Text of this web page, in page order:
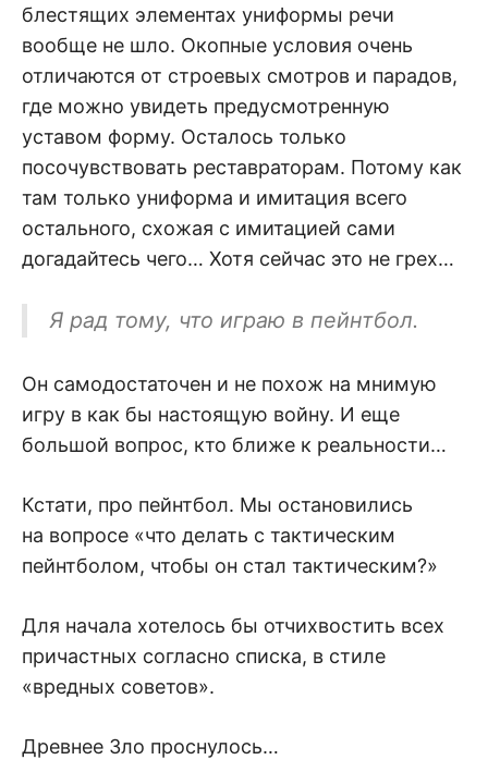
блестящих элементах униформы речи
вообще не шло. Окопные условия очень
отличаются от строевых смотров и парадов,
где можно увидеть предусмотренную
уставом форму. Осталось только
посочувствовать реставраторам. Потому как
там только униформа и имитация всего
остального, схожая с имитацией сами
догадайтесь чего… Хотя сейчас это не грех…
Я рад тому, что играю в пейнтбол.
Он самодостаточен и не похож на мнимую
игру в как бы настоящую войну. И еще
большой вопрос, кто ближе к реальности…
Кстати, про пейнтбол. Мы остановились
на вопросе «что делать с тактическим
пейнтболом, чтобы он стал тактическим?»
Для начала хотелось бы отчихвостить всех
причастных согласно списка, в стиле
«вредных советов».
Древнее Зло проснулось…